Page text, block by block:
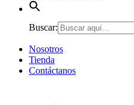
Buscar:
Nosotros
Tienda
Contáctanos